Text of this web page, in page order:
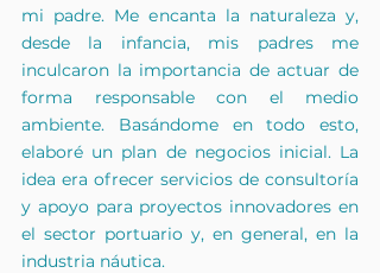
mi padre. Me encanta la naturaleza y,
desde la infancia, mis padres me
inculcaron la importancia de actuar de
forma responsable con el medio
ambiente. Basándome en todo esto,
elaboré un plan de negocios inicial. La
idea era ofrecer servicios de consultoría
y apoyo para proyectos innovadores en
el sector portuario y, en general, en la
industria náutica.